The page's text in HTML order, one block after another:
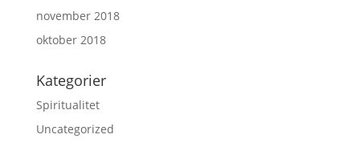
november 2018
oktober 2018
Kategorier
Spiritualitet
Uncategorized